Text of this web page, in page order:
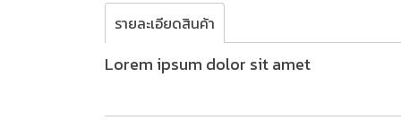
รายละเอียดสินค้า
Lorem ipsum dolor sit amet